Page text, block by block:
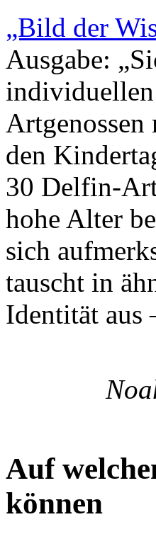
„Bild der
Ausgabe:
individuellen
den
30 Delfin-
hohe Alter
sich
tauscht in
Identität aus
Auf
können